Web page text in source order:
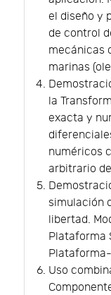
el diseño y
de control
mecánicas
marinas
la
exacta y
numéricos
arbitrario
simulación
libertad.
Plataforma
Uso